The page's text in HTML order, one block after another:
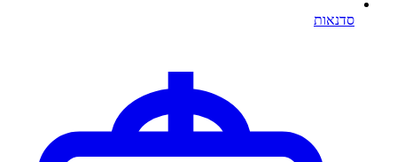
סדנאות